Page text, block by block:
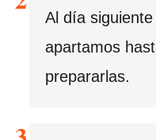
Al día
apartamos
prepararlas.